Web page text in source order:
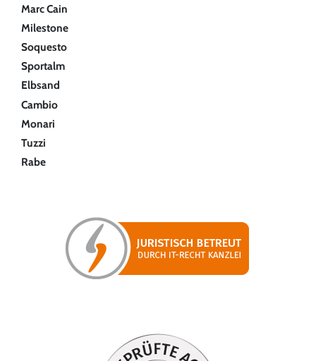
Marc Cain
Milestone
Soquesto
Sportalm
Elbsand
Cambio
Monari
Tuzzi
Rabe